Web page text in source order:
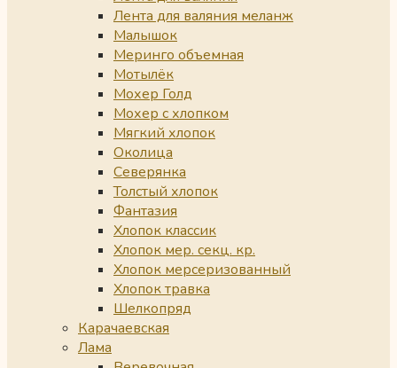
Лента для валяния меланж
Малышок
Меринго объемная
Мотылёк
Мохер Голд
Мохер с хлопком
Мягкий хлопок
Околица
Северянка
Толстый хлопок
Фантазия
Хлопок классик
Хлопок мер. секц. кр.
Хлопок мерсеризованный
Хлопок травка
Шелкопряд
Карачаевская
Лама